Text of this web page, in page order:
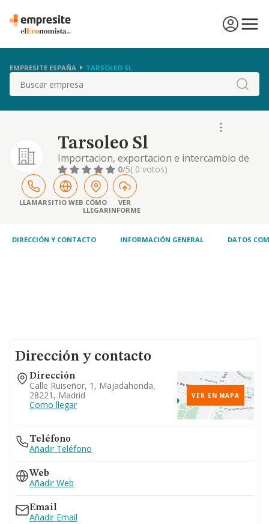
EMPRESITE ESPAÑA TARSOLEO SL
Buscar
Tarsoleo Sl
Importacion, exportacion e intercambio de
crudo de petroleo y productos petroliferos
de refino, distribucion y venta, asi como su
transporte y almacenamiento. . . .
0/5( 0 votos)
LLAMARSITIO WEB CÓMO
LLEGAR
VER
INFORME
DIRECCIÓN Y CONTACTO INFORMACIÓN GENERAL DATOS
Dirección y contacto
Dirección
Calle Ruiseñor, 1, Majadahonda,
28221, Madrid
Como llegar
VER EN MAPA
Teléfono
Añadir Teléfono
Web
Añadir Web
Email
Añadir Email